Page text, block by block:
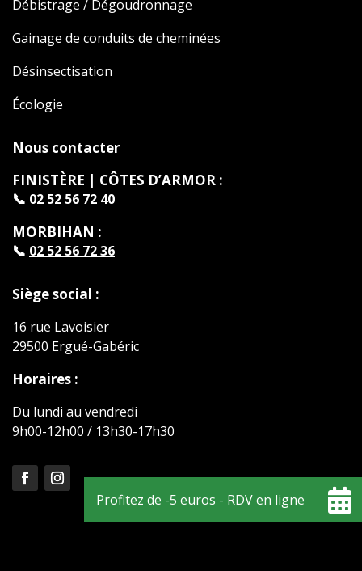
Débistrage / Dégoudronnage
Gainage de conduits de cheminées
Désinsectisation
Écologie
Nous contacter
FINISTÈRE | CÔTES D’ARMOR :
📞 02 52 56 72 40
MORBIHAN :
📞 02 52 56 72 36
Siège social :
16 rue Lavoisier
29500 Ergué-Gabéric
Horaires :
Du lundi au vendredi
9h00-12h00 / 13h30-17h30